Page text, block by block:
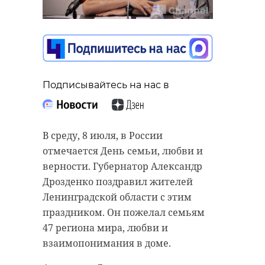
Подписывайтесь на нас в
В среду, 8 июля, в России
отмечается День семьи, любви и
верности. Губернатор Александр
Дрозденко поздравил жителей
Ленинградской области с этим
праздником. Он пожелал семьям
47 региона мира, любви и
взаимопонимания в доме.